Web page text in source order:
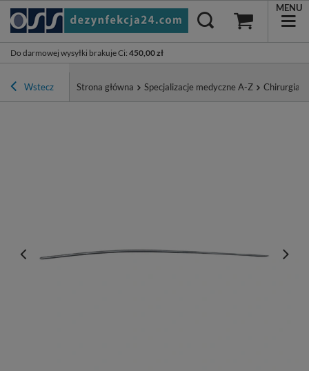
Do darmowej wysyłki brakuje Ci: 450,00 zł
MENU
Wstecz Strona główna Specjalizacje medyczne A-Z Chirurgia ↓